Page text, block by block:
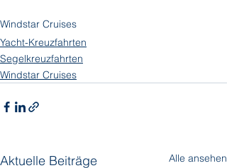
Windstar Cruises
Yacht-Kreuzfahrten
Segelkreuzfahrten
Windstar Cruises
Aktuelle Beiträge Alle ansehen